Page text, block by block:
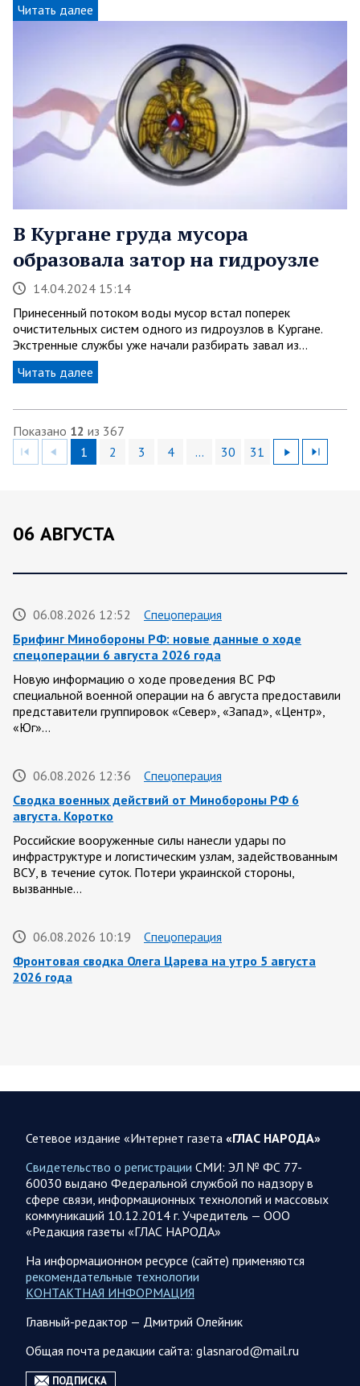
Читать далее
В Кургане груда мусора
образовала затор на гидроузле
14.04.2024 15:14
Принесенный потоком воды мусор встал поперек
очистительных систем одного из гидроузлов в Кургане.
Экстренные службы уже начали разбирать завал из…
Читать далее
Показано 12 из 367
1
2 3 4 … 30 31
06 АВГУСТА
06.08.2026 12:52
Спецоперация
Брифинг Минобороны РФ: новые данные о ходе
спецоперации 6 августа 2026 года
Новую информацию о ходе проведения ВС РФ
специальной военной операции на 6 августа предоставили
представители группировок «Север», «Запад», «Центр»,
«Юг»…
06.08.2026 12:36
Спецоперация
Сводка военных действий от Минобороны РФ 6
августа. Коротко
Российские вооруженные силы нанесли удары по
инфраструктуре и логистическим узлам, задействованным
ВСУ, в течение суток. Потери украинской стороны,
вызванные…
06.08.2026 10:19
Спецоперация
Фронтовая сводка Олега Царева на утро 5 августа
2026 года
население приграничных районов. Данные на 6 августа
За прошедшие сутки армия трусов и убийц, будучи не в
силах ничего противопоставить на поле боя, атаковала
гражданское население Белгородской…
06.08.2026 07:49
Спецоперация
Сводка на утро 6 августа 2026 года от Двух майоров
В Ярославле после налета перекрыто движение по
транспорта. Судя по записям с кналов противника, его…
06.08.2026 07:46
Сетевое издание «Интернет газета «ГЛАС НАРОДА»
Свидетельство о регистрации СМИ: ЭЛ № ФС 77-
60030 выдано Федеральной службой по надзору в
сфере связи, информационных технологий и массовых
коммуникаций 10.12.2014 г. Учредитель — ООО
«Редакция газеты «ГЛАС НАРОДА»
На информационном ресурсе (сайте) применяются
рекомендательные технологии
КОНТАКТНАЯ ИНФОРМАЦИЯ
Главный-редактор — Дмитрий Олейник
Общая почта редакции сайта: glasnarod@mail.ru
ПОДПИСКА